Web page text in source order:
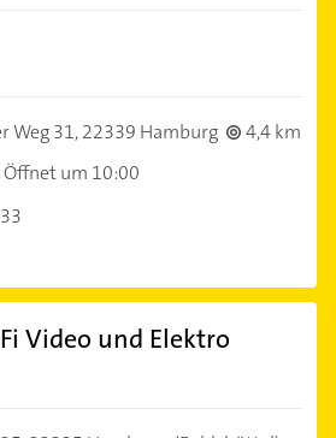
Weg 31,22339 Hamburg
4,4 km
Öffnet um 10:00
Video und Elektro